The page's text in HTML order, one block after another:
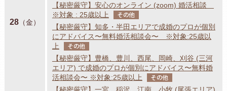
28（金）
【秘密厳守】安心のオンライン (zoom) 婚活相談
※対象 : 25歳以上
その他
【秘密厳守】知多・半田エリアで成婚のプロが個別
にアドバイス〜無料婚活相談会〜 ※対象:25歳以
上
その他
【秘密厳守】豊橋、豊川、西尾、岡崎、刈谷 (三河
エリア) で成婚のプロが個別にアドバイス〜無料婚
活相談会〜 ※対象:25歳以上
その他
【秘密厳守】一宮、稲沢、江南、小牧 (尾張エリア)